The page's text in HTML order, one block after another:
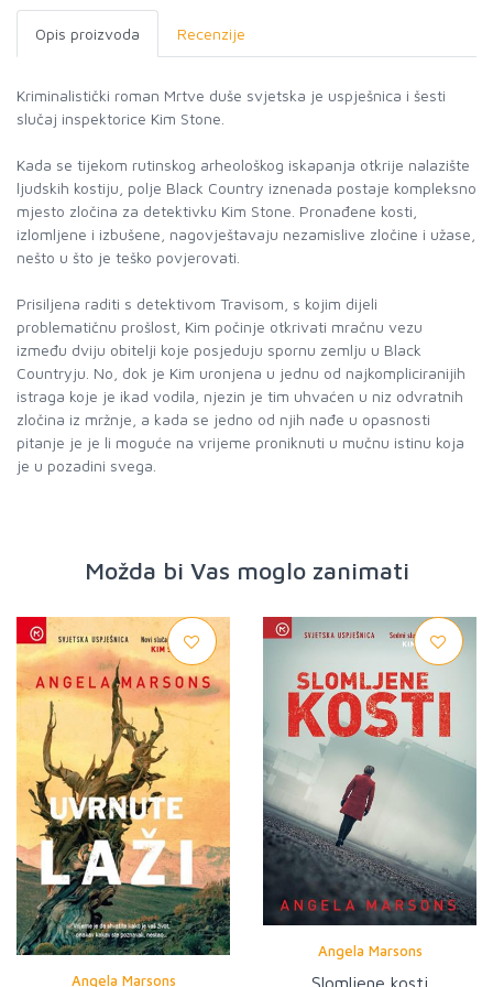
Opis proizvoda Recenzije
Kriminalistički roman Mrtve duše svjetska je uspješnica i šesti
slučaj inspektorice Kim Stone.
Kada se tijekom rutinskog arheološkog iskapanja otkrije nalazište
ljudskih kostiju, polje Black Country iznenada postaje kompleksno
mjesto zločina za detektivku Kim Stone. Pronađene kosti,
izlomljene i izbušene, nagovještavaju nezamislive zločine i užase,
nešto u što je teško povjerovati.
Prisiljena raditi s detektivom Travisom, s kojim dijeli
problematičnu prošlost, Kim počinje otkrivati mračnu vezu
između dviju obitelji koje posjeduju spornu zemlju u Black
Countryju. No, dok je Kim uronjena u jednu od najkompliciranijih
istraga koje je ikad vodila, njezin je tim uhvaćen u niz odvratnih
zločina iz mržnje, a kada se jedno od njih nađe u opasnosti
pitanje je je li moguće na vrijeme proniknuti u mučnu istinu koja
je u pozadini svega.
Možda bi Vas moglo zanimati
Angela Marsons
Angela Marsons
Slomljene kosti